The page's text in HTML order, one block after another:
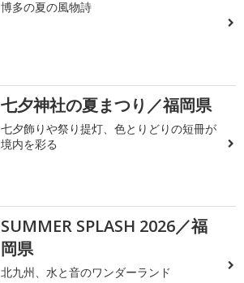
博多の夏の風物詩
七夕神社の夏まつり／福岡県
七夕飾りや祭り提灯、色とりどりの短冊が
境内を彩る
SUMMER SPLASH 2026／福
岡県
北九州、水と音のワンダーランド